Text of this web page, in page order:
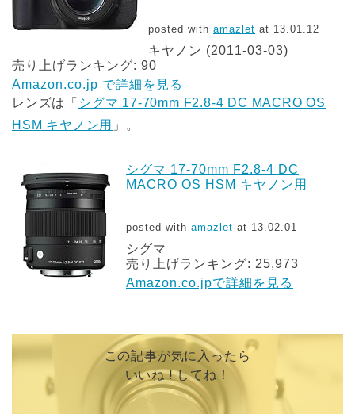
posted with amazlet at 13.01.12
キヤノン (2011-03-03)
売り上げランキング: 90
Amazon.co.jp で詳細を見る
レンズは「 シグマ 17-70mm F2.8-4 DC MACRO OS
HSM キヤノン用 」。
シグマ 17-70mm F2.8-4 DC
MACRO OS HSM キヤノン用
posted with amazlet at 13.02.01
シグマ
売り上げランキング: 25,973
Amazon.co.jpで詳細を見る
この記事が気に入ったら
いいね ! してね！